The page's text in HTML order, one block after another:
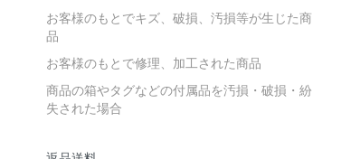
お客様のもとでキズ、破損、汚損等が生じた商
品
お客様のもとで修理、加工された商品
商品の箱やタグなどの付属品を汚損・破損・紛
失された場合